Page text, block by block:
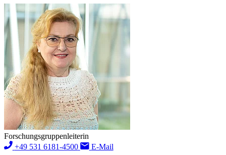
Forschungsgruppenleiterin
+49 531 6181-4500
E-Mail